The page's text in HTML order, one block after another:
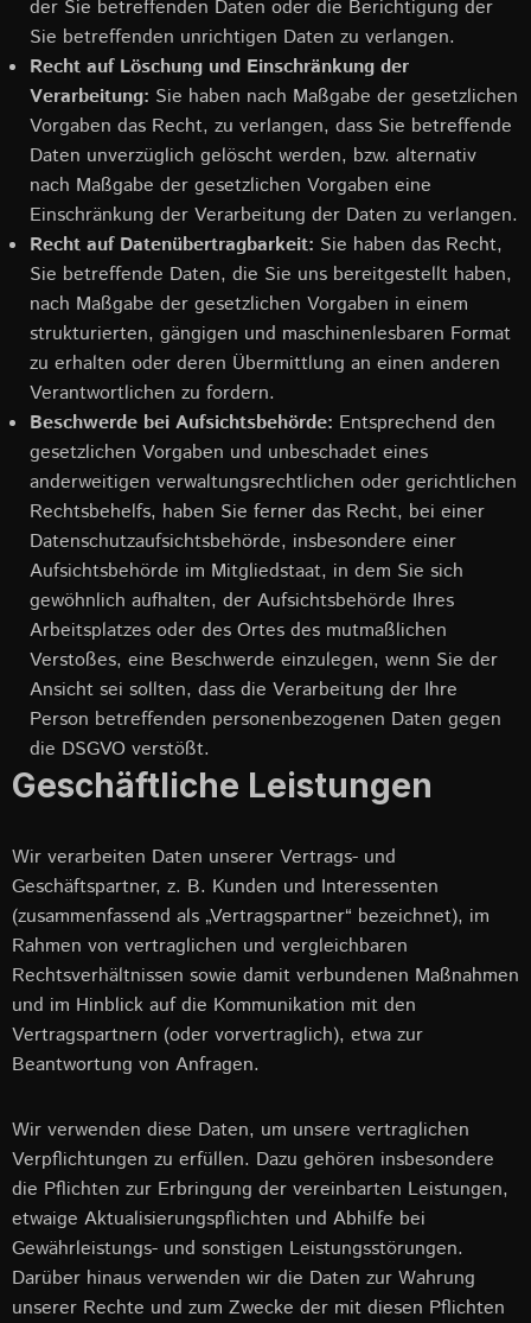
der Sie betreffenden Daten oder die Berichtigung der
Sie betreffenden unrichtigen Daten zu verlangen.
Recht auf Löschung und Einschränkung der
Verarbeitung: Sie haben nach Maßgabe der gesetzlichen
Vorgaben das Recht, zu verlangen, dass Sie betreffende
Daten unverzüglich gelöscht werden, bzw. alternativ
nach Maßgabe der gesetzlichen Vorgaben eine
Einschränkung der Verarbeitung der Daten zu verlangen.
Recht auf Datenübertragbarkeit: Sie haben das Recht,
Sie betreffende Daten, die Sie uns bereitgestellt haben,
nach Maßgabe der gesetzlichen Vorgaben in einem
strukturierten, gängigen und maschinenlesbaren Format
zu erhalten oder deren Übermittlung an einen anderen
Verantwortlichen zu fordern.
Beschwerde bei Aufsichtsbehörde: Entsprechend den
gesetzlichen Vorgaben und unbeschadet eines
anderweitigen verwaltungsrechtlichen oder gerichtlichen
Rechtsbehelfs, haben Sie ferner das Recht, bei einer
Datenschutzaufsichtsbehörde, insbesondere einer
Aufsichtsbehörde im Mitgliedstaat, in dem Sie sich
gewöhnlich aufhalten, der Aufsichtsbehörde Ihres
Arbeitsplatzes oder des Ortes des mutmaßlichen
Verstoßes, eine Beschwerde einzulegen, wenn Sie der
Ansicht sei sollten, dass die Verarbeitung der Ihre
Person betreffenden personenbezogenen Daten gegen
die DSGVO verstößt.
Geschäftliche Leistungen
Wir verarbeiten Daten unserer Vertrags- und
Geschäftspartner, z. B. Kunden und Interessenten
(zusammenfassend als „Vertragspartner“ bezeichnet), im
Rahmen von vertraglichen und vergleichbaren
Rechtsverhältnissen sowie damit verbundenen Maßnahmen
und im Hinblick auf die Kommunikation mit den
Vertragspartnern (oder vorvertraglich), etwa zur
Beantwortung von Anfragen.
Wir verwenden diese Daten, um unsere vertraglichen
Verpflichtungen zu erfüllen. Dazu gehören insbesondere
die Pflichten zur Erbringung der vereinbarten Leistungen,
etwaige Aktualisierungspflichten und Abhilfe bei
Gewährleistungs- und sonstigen Leistungsstörungen.
Darüber hinaus verwenden wir die Daten zur Wahrung
unserer Rechte und zum Zwecke der mit diesen Pflichten